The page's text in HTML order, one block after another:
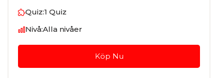
Quiz:1 Quiz
Nivå:Alla nivåer
Köp Nu